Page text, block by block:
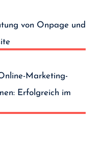
von Onpage und
Marketing-
Erfolgreich im